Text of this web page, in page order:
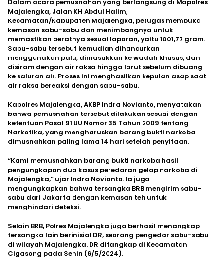
Dalam acara pemusnahan yang berlangsung di Mapolres
Majalengka, Jalan KH Abdul Halim,
Kecamatan/Kabupaten Majalengka, petugas membuka
kemasan sabu-sabu dan menimbangnya untuk
memastikan beratnya sesuai laporan, yaitu 1001,77 gram.
Sabu-sabu tersebut kemudian dihancurkan
menggunakan palu, dimasukkan ke wadah khusus, dan
disiram dengan air raksa hingga larut sebelum dibuang
ke saluran air. Proses ini menghasilkan kepulan asap saat
air raksa bereaksi dengan sabu-sabu.
Kapolres Majalengka, AKBP Indra Novianto, menyatakan
bahwa pemusnahan tersebut dilakukan sesuai dengan
ketentuan Pasal 91 UU Nomor 35 Tahun 2009 tentang
Narkotika, yang mengharuskan barang bukti narkoba
dimusnahkan paling lama 14 hari setelah penyitaan.
“Kami memusnahkan barang bukti narkoba hasil
pengungkapan dua kasus peredaran gelap narkoba di
Majalengka,” ujar Indra Novianto. Ia juga
mengungkapkan bahwa tersangka BRB mengirim sabu-
sabu dari Jakarta dengan kemasan teh untuk
menghindari deteksi.
Selain BRB, Polres Majalengka juga berhasil menangkap
tersangka lain berinisial DR, seorang pengedar sabu-sabu
di wilayah Majalengka. DR ditangkap di Kecamatan
Cigasong pada Senin (6/5/2024).